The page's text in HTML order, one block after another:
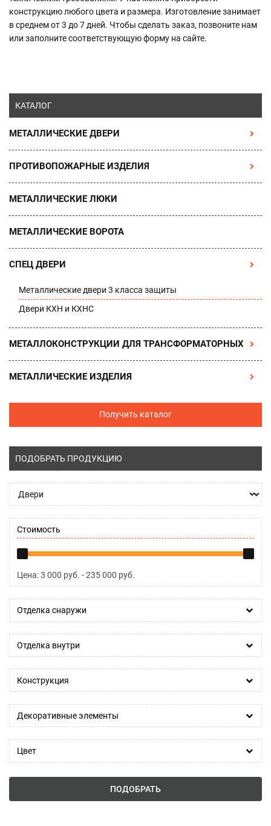
конструкцию любого цвета и размера. Изготовление занимает
в среднем от 3 до 7 дней. Чтобы сделать заказ, позвоните нам
или заполните соответствующую форму на сайте.
КАТАЛОГ
МЕТАЛЛИЧЕСКИЕ ДВЕРИ
ПРОТИВОПОЖАРНЫЕ ИЗДЕЛИЯ
МЕТАЛЛИЧЕСКИЕ ЛЮКИ
МЕТАЛЛИЧЕСКИЕ ВОРОТА
СПЕЦ ДВЕРИ
Металлические двери 3 класса защиты
Двери КХН и КХНС
МЕТАЛЛОКОНСТРУКЦИИ ДЛЯ ТРАНСФОРМАТОРНЫХ
МЕТАЛЛИЧЕСКИЕ ИЗДЕЛИЯ
Получить каталог
ПОДОБРАТЬ ПРОДУКЦИЮ
Стоимость
Цена:3 000 руб. -235 000 руб.
Отделка снаружи
Отделка внутри
Конструкция
Декоративные элементы
Цвет
ПОДОБРАТЬ